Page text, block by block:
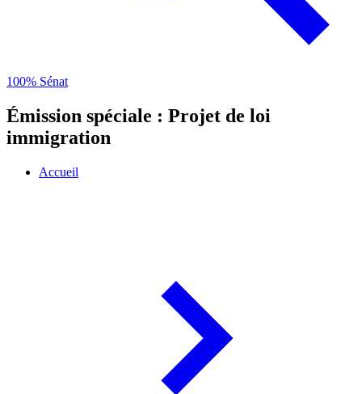
100% Sénat
Émission spéciale : Projet de loi
immigration
Accueil